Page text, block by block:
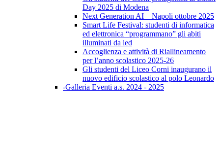
Day 2025 di Modena
Next Generation AI – Napoli ottobre 2025
Smart Life Festival: studenti di informatica
ed elettronica “programmano” gli abiti
illuminati da led
Accoglienza e attività di Riallineamento
per l’anno scolastico 2025-26
Gli studenti del Liceo Corni inaugurano il
nuovo edificio scolastico al polo Leonardo
-Galleria Eventi a.s. 2024 - 2025